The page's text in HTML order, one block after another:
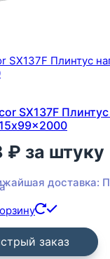
SX137F
₽ за штуку
доставка:
заказ